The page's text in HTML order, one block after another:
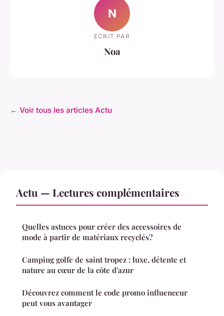
N
ECRIT PAR
Noa
← Voir tous les articles Actu
Actu — Lectures complémentaires
Quelles astuces pour créer des accessoires de
mode à partir de matériaux recyclés?
Camping golfe de saint tropez : luxe, détente et
nature au cœur de la côte d'azur
Découvrez comment le code promo influenceur
peut vous avantager